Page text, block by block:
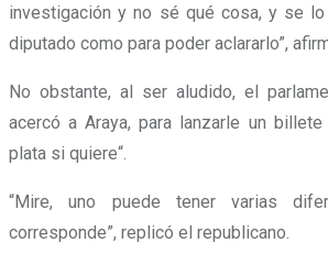
investigación y no sé qué cosa, y se
diputado como para poder aclararlo”,
No obstante, al ser aludido, el
acercó a Araya, para lanzarle un
plata si quiere“.
“Mire, uno puede tener varias
corresponde”, replicó el republicano.